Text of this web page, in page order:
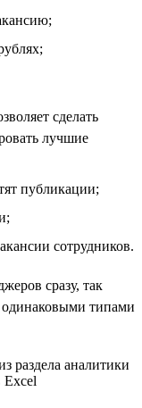
сделать
лучшие
публикации;
сотрудников.
сразу, так
одинаковыми типами